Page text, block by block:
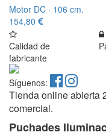
Motor DC · 106 cm.
154,80
Calidad de
fabricante
Síguenos:
Tienda online abierta
comercial.
Puchades